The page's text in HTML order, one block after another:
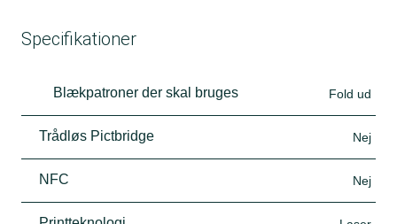
Specifikationer
Blækpatroner der skal bruges Fold ud
Trådløs Pictbridge Nej
NFC Nej